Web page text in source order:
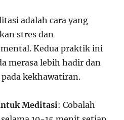
adalah cara yang
stres dan
Kedua praktik ini
merasa lebih hadir dan
kekhawatiran.
Meditasi: Cobalah